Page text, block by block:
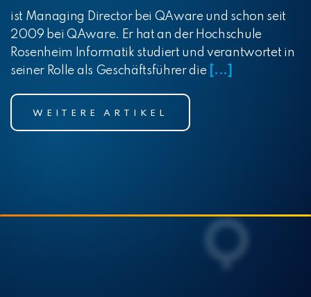
ist Managing Director bei QAware und schon seit
2009 bei QAware. Er hat an der Hochschule
Rosenheim Informatik studiert und verantwortet in
seiner Rolle als Geschäftsführer die
[...]
WEITERE ARTIKEL